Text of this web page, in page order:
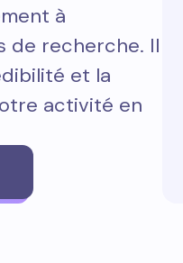
à
de recherche. Il
et la
activité en